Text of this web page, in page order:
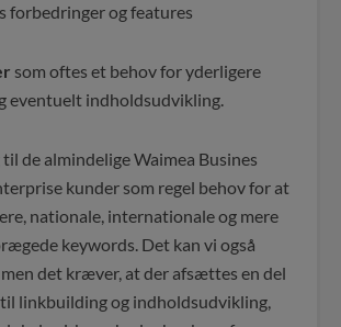
forbedringer og features
som oftes et behov for yderligere
eventuelt indholdsudvikling.
de almindelige Waimea Busines
kunder som regel behov for at
nationale, internationale og mere
keywords. Det kan vi også
men det kræver, at der afsættes en del
linkbuilding og indholdsudvikling,